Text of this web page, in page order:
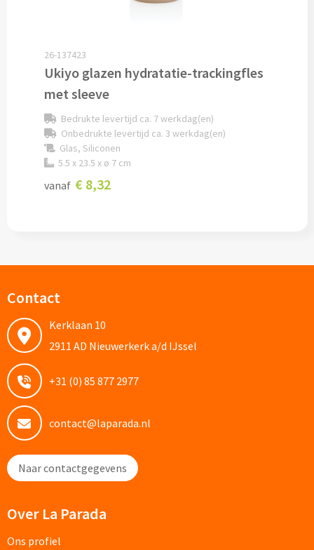
Schrijfmappen bedrukken
Documentmappen bedrukken
Klemborden bedrukken
Memo's
Memo sets bedrukken
Kubusblokken bedrukken
Custom made
Custom made notitieboekjes
Custom made schrijfblokken
Custom made memoblaadjes
Custom made muismatten
Kantoor artikelen
Agenda's bedrukken
26-137423
Ukiyo glazen hydratatie-trackingfles
met sleeve
Bedrukte levertijd ca. 7 werkdag(en)
Onbedrukte levertijd ca. 3 werkdag(en)
Glas, Siliconen
5.5 x 23.5 x ø 7 cm
vanaf € 8,32
Contact
Kerklaan 10
2911 AD Nieuwerkerk a/d IJssel
+31 (0) 85 877 2977
contact@laparada.nl
Naar contactgegevens
Over La Parada
Ons profiel